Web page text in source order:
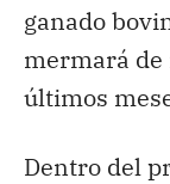
ganado
mermará de
últimos
Dentro del